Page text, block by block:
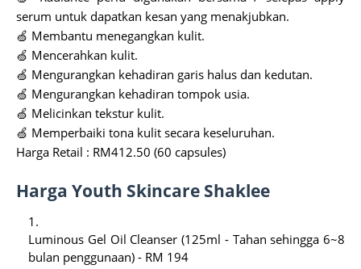
serum untuk dapatkan kesan yang menakjubkan.
🍏 Membantu menegangkan kulit.
🍏 Mencerahkan kulit.
🍏 Mengurangkan kehadiran garis halus dan kedutan.
🍏 Mengurangkan kehadiran tompok usia.
🍏 Melicinkan tekstur kulit.
🍏 Memperbaiki tona kulit secara keseluruhan.
Harga Retail : RM412.50 (60 capsules)
Harga Youth Skincare Shaklee
Luminous Gel Oil Cleanser (125ml - Tahan sehingga 6~8
bulan penggunaan) - RM 194